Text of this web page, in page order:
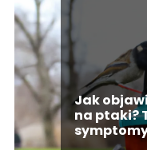
Jak
na ptaki?